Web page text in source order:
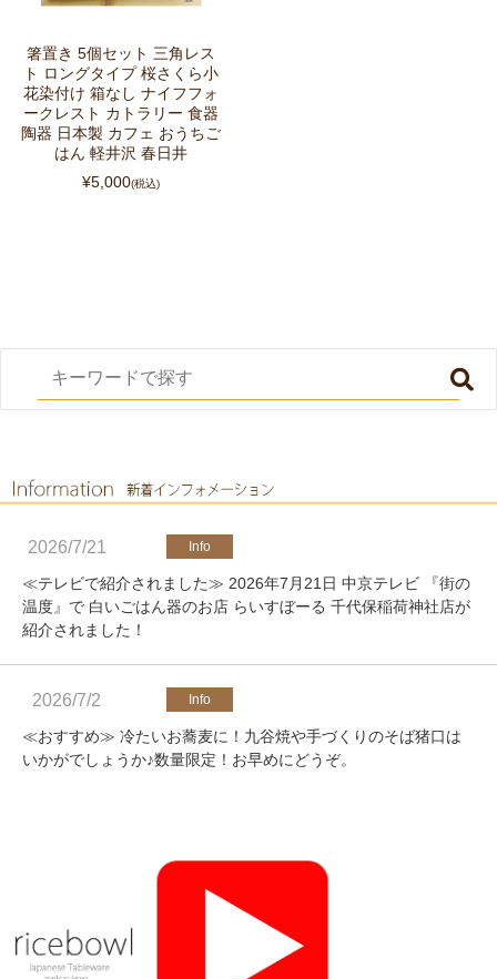
箸置き 5個セット 三角レス
ト ロングタイプ 桜さくら小
花染付け 箱なし ナイフフォ
ークレスト カトラリー 食器
陶器 日本製 カフェ おうちご
はん 軽井沢 春日井
¥5,000(税込)
2026/7/21
≪テレビで紹介されました≫ 2026年7月21日 中京テレビ 『街の
温度』で 白いごはん器のお店 らいすぼーる 千代保稲荷神社店が
紹介されました！
2026/7/2
≪おすすめ≫ 冷たいお蕎麦に！九谷焼や手づくりのそば猪口は
いかがでしょうか♪数量限定！お早めにどうぞ。
≪軽井沢店営業のお知らせ≫ いつもご覧いただきありがとうご
ざいます。軽井沢店2026年オープンしました！新商品をたくさ
んご用意しております。みなさまのご来店をお待ちしております
♪